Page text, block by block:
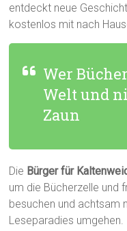
entdeckt neue
kostenlos mit nach
Wer
Welt und
Zaun
Die Bürger für
um die Bücherzelle und
besuchen und achtsam
Leseparadies umgehen.